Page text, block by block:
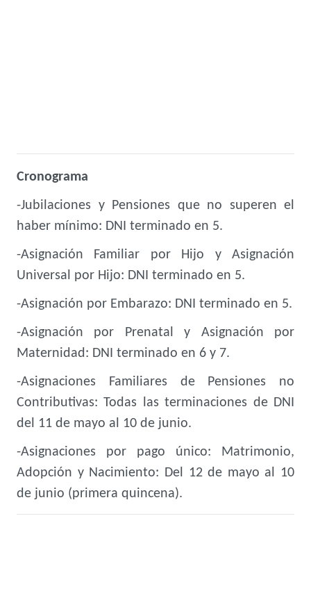
Cronograma
-Jubilaciones y Pensiones que no superen el
haber mínimo: DNI terminado en 5.
-Asignación Familiar por Hijo y Asignación
Universal por Hijo: DNI terminado en 5.
-Asignación por Embarazo: DNI terminado en 5.
-Asignación por Prenatal y Asignación por
Maternidad: DNI terminado en 6 y 7.
-Asignaciones Familiares de Pensiones no
Contributivas: Todas las terminaciones de DNI
del 11 de mayo al 10 de junio.
-Asignaciones por pago único: Matrimonio,
Adopción y Nacimiento: Del 12 de mayo al 10
de junio (primera quincena).